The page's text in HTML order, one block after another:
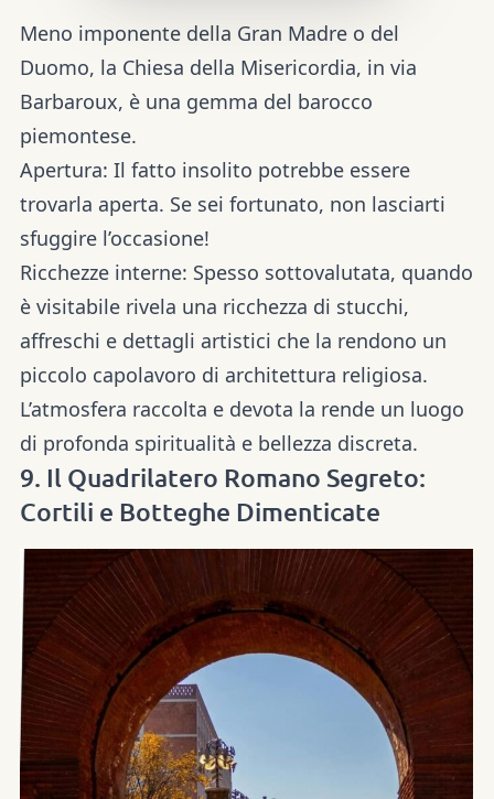
Meno imponente della Gran Madre o del
Duomo, la Chiesa della Misericordia, in via
Barbaroux, è una gemma del barocco
piemontese.
Apertura: Il fatto insolito potrebbe essere
trovarla aperta. Se sei fortunato, non lasciarti
sfuggire l’occasione!
Ricchezze interne: Spesso sottovalutata, quando
è visitabile rivela una ricchezza di stucchi,
affreschi e dettagli artistici che la rendono un
piccolo capolavoro di architettura religiosa.
L’atmosfera raccolta e devota la rende un luogo
di profonda spiritualità e bellezza discreta.
9. Il Quadrilatero Romano Segreto:
Cortili e Botteghe Dimenticate